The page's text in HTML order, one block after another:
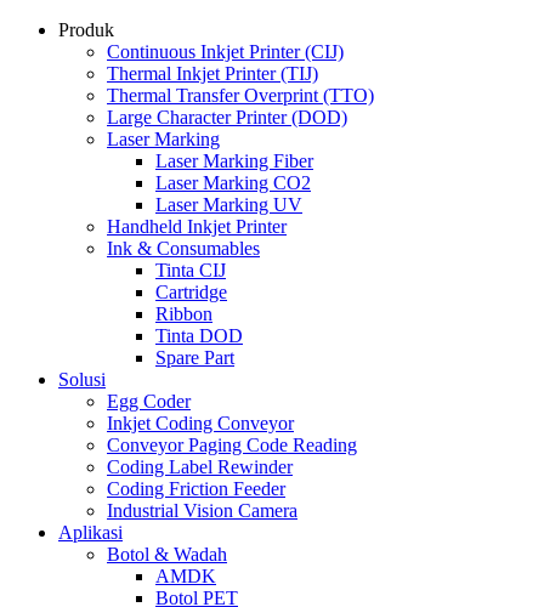
Produk
Continuous Inkjet Printer (CIJ)
Thermal Inkjet Printer (TIJ)
Thermal Transfer Overprint (TTO)
Large Character Printer (DOD)
Laser Marking
Laser Marking Fiber
Laser Marking CO2
Laser Marking UV
Handheld Inkjet Printer
Ink & Consumables
Tinta CIJ
Cartridge
Ribbon
Tinta DOD
Spare Part
Solusi
Egg Coder
Inkjet Coding Conveyor
Conveyor Paging Code Reading
Coding Label Rewinder
Coding Friction Feeder
Industrial Vision Camera
Aplikasi
Botol & Wadah
AMDK
Botol PET